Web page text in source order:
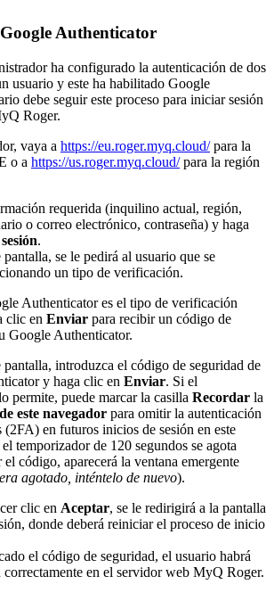
Authenticator
ha configurado la autenticación de dos
usuario y este ha habilitado Google
debe seguir este proceso para iniciar sesión
Roger.
vaya a https://eu.roger.myq.cloud/para la
o a https://us.roger.myq.cloud/para la región
requerida (inquilino actual, región,
o correo electrónico, contraseña) y haga
.
se le pedirá al usuario que se
un tipo de verificación.
Authenticator es el tipo de verificación
clic en Enviar para recibir un código de
Google Authenticator.
introduzca el código de seguridad de
y haga clic en Enviar. Si el
permite, puede marcar la casilla Recordar la
de este navegador para omitir la autenticación
(2FA) en futuros inicios de sesión en este
temporizador de 120 segundos se agota
el código, aparecerá la ventana emergente
agotado, inténtelo de nuevo).
clic en Aceptar, se le redirigirá a la pantalla
donde deberá reiniciar el proceso de inicio
el código de seguridad, el usuario habrá
correctamente en el servidor web MyQ Roger.